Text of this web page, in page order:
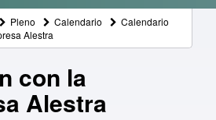
Pleno Calendario
Calendario
Alestra
con la
Alestra